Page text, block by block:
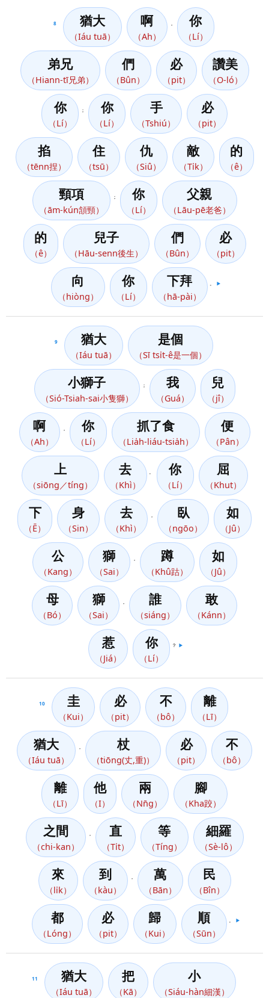
8 猶大
（Iáu tuā）
啊
（Ah）
你
（Lí）
弟兄
（Hiann-tī兄弟）
們
（Bûn）
必
（pit）
讚美
（O-ló）
你
（Lí）
； 你
（Lí）
手
（Tshiú）
必
（pit）
掐
（tēnn捏）
住
（tsū）
仇
（Siû）
敵
（Ti̍k）
的
（ê）
頸項
（ām-kún頷頸）
； 你
（Lí）
父親
（Lāu-pē老爸）
的
（ê）
兒子
（Hāu-senn後生）
們
（Bûn）
必
（pit）
向
（hiòng）
你
（Lí）
下拜
（hā-pài）
▶️
9 猶大
（Iáu tuā）
是個
（Sī tsi̍t-ê是一個）
小獅子
（Sió-Tsiah-sai小隻獅）
； 我
（Guá）
兒
（jî）
啊
（Ah）
你
（Lí）
抓了食
（Lia̍h-liáu-tsia̍h）
便
（Pân）
上
（siōng／tíng）
去
（Khì）
你
（Lí）
屈
（Khut）
下
（Ē）
身
（Sin）
去
（Khì）
臥
（ngōo）
如
（Jû）
公
（Kang）
獅
（Sai）
蹲
（Khû跍）
如
（Jû）
母
（Bó）
獅
（Sai）
誰
（siáng）
敢
（Kánn）
惹
（Jiá）
你
（Lí）
？ ▶️
10 圭
（Kui）
必
（pit）
不
（bô）
離
（Lī）
猶大
（Iáu tuā）
杖
（tiōng(丈,重)）
必
（pit）
不
（bô）
離
（Lī）
他
（I）
兩
（Nn̄g）
腳
（Kha跤）
之間
（chi-kan）
直
（Ti̍t）
等
（Tíng）
細羅
（Sè-lô）
來
（li̍k）
到
（kàu）
萬
（Bān）
民
（Bîn）
都
（Lóng）
必
（pit）
歸
（Kui）
順
（Sūn）
▶️
11 猶大
（Iáu tuā）
把
（Kā）
小
（Siáu-hàn細漢）